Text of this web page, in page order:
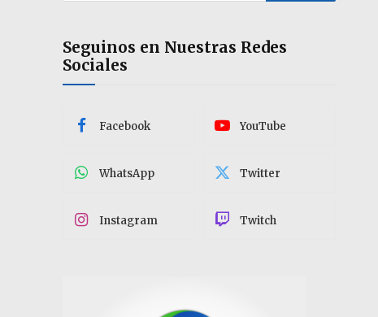
Seguinos en Nuestras Redes
Sociales
Facebook YouTube
WhatsApp Twitter
Instagram Twitch